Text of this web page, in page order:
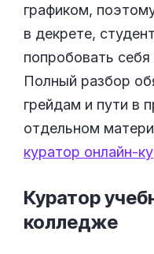
графиком,
в декрете,
попробовать
Полный разбор
грейдам и пути в
отдельном
куратор онлайн-
Куратор
колледже